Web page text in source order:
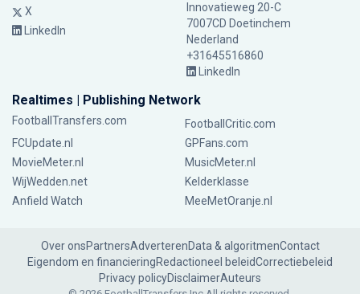
X
LinkedIn
Innovatieweg 20-C
7007CD Doetinchem
Nederland
+31645516860
LinkedIn
Realtimes | Publishing Network
FootballTransfers.com
FootballCritic.com
FCUpdate.nl
GPFans.com
MovieMeter.nl
MusicMeter.nl
WijWedden.net
Kelderklasse
Anfield Watch
MeeMetOranje.nl
Over onsPartnersAdverterenData & algoritmenContact
Eigendom en financieringRedactioneel beleidCorrectiebeleid
Privacy policyDisclaimerAuteurs